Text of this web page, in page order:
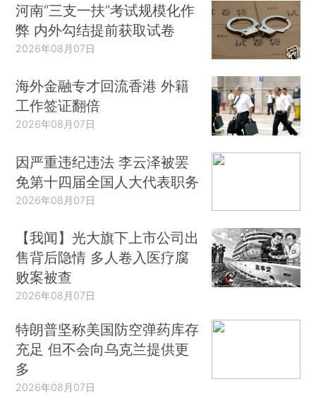
河南“三支一扶”考试规模化作
弊 内外勾结提前获取试卷
2026年08月07日
海外金融专才回流香港 外籍
工作签证翻倍
2026年08月07日
因严重违纪违法 李云泽被罢
免第十四届全国人大代表职务
2026年08月07日
【我闻】光大旗下上市公司出
售背后隐情 多人卷入医疗腐
败案被查
2026年08月07日
特朗普坚称美国防空弹药库存
充足 但不会向乌克兰提供更
多
2026年08月07日